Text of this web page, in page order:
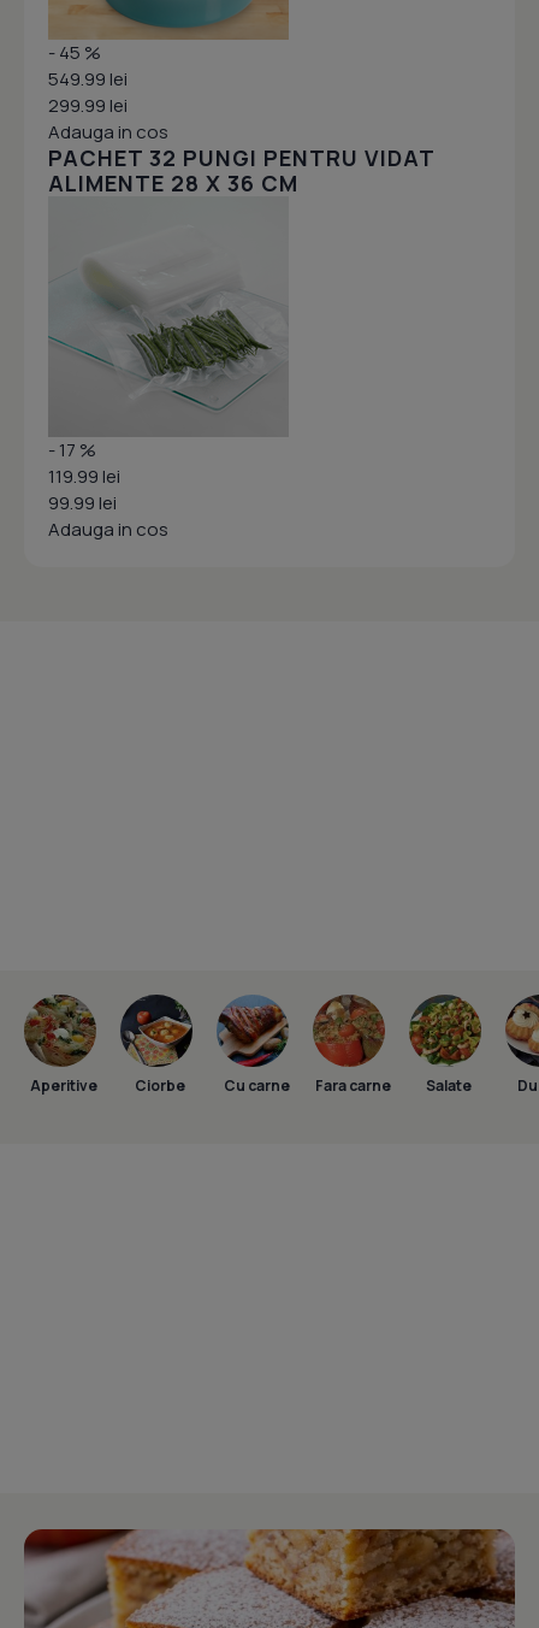
- 45 %
549.99 lei
299.99 lei
Adauga in cos
PACHET 32 PUNGI PENTRU VIDAT
ALIMENTE 28 X 36 CM
- 17 %
119.99 lei
99.99 lei
Adauga in cos
Aperitive Ciorbe Cu carne Fara carne Salate